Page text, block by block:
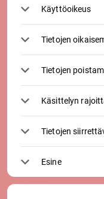
Käyttöoikeus
Tietojen
Tietojen
Käsittelyn
Tietojen
Esine